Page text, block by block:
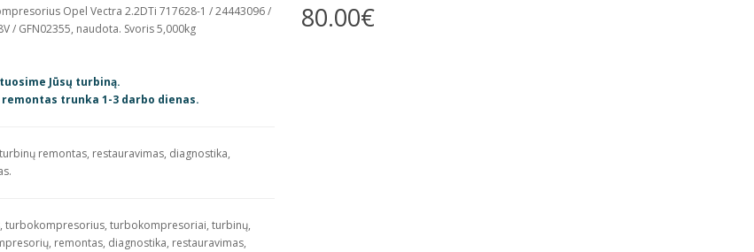
Opel Vectra 2.2DTi 717628-1 / 24443096 /
/ GFN02355, naudota. Svoris 5,000kg
Jūsų turbiną.
trunka 1-3 darbo dienas.
remontas, restauravimas, diagnostika,
turbokompresorius, turbokompresoriai, turbinų,
remontas, diagnostika, restauravimas,
80.00€